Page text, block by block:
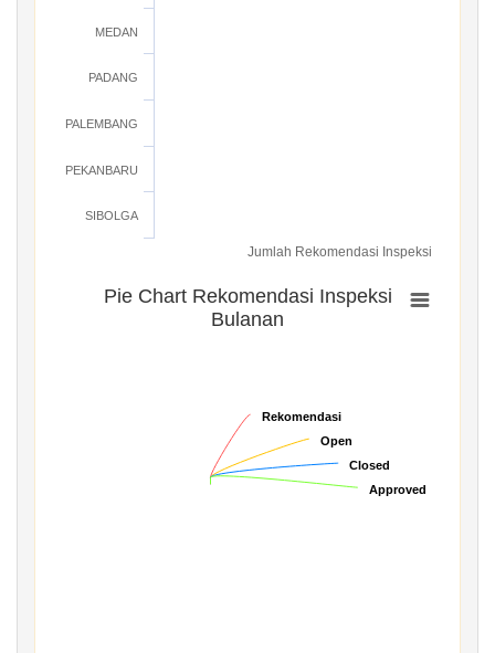
Jumlah Rekomendasi Inspeksi
MEDAN
PADANG
PALEMBANG
PEKANBARU
SIBOLGA
Pie Chart Rekomendasi Inspeksi
Bulanan
Rekomendasi
Rekomendasi
Open
Open
Closed
Closed
Approved
Approved